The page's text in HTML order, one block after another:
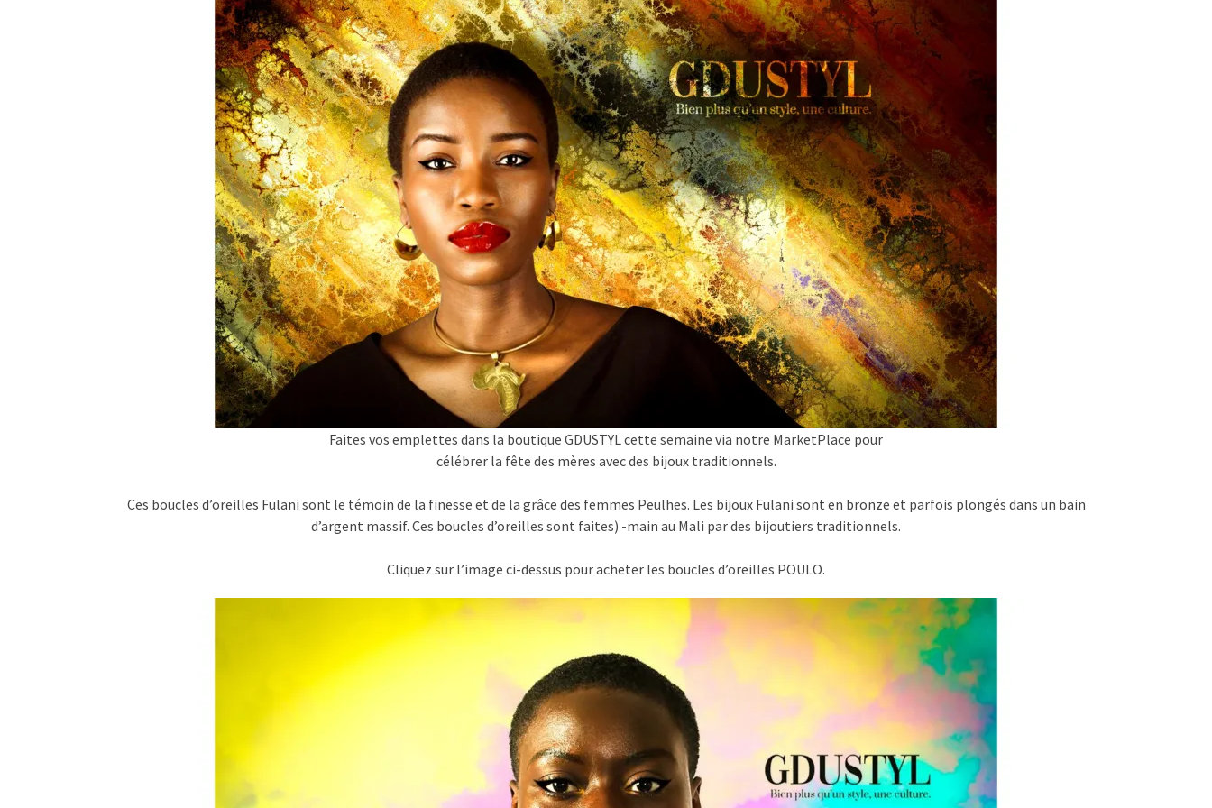
Faites vos emplettes dans la boutique GDUSTYL cette semaine via notre MarketPlace pour
célébrer la fête des mères avec des bijoux traditionnels.
Ces boucles d’oreilles Fulani sont le témoin de la finesse et de la grâce des femmes Peulhes. Les bijoux Fulani sont en bronze et parfois plongés dans un bain
d’argent massif. Ces boucles d’oreilles sont faites) -main au Mali par des bijoutiers traditionnels.
Cliquez sur l’image ci-dessus pour acheter les boucles d’oreilles POULO.